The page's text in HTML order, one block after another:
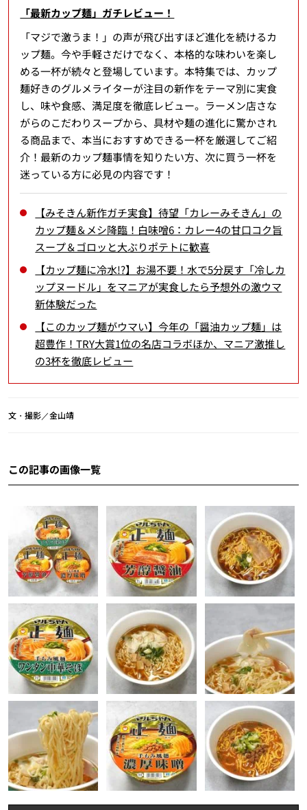
「最新カップ麺」ガチレビュー！
「マジで激うま！」の声が飛び出すほど進化を続けるカ
ップ麺。今や手軽さだけでなく、本格的な味わいを楽し
める一杯が続々と登場しています。本特集では、カップ
麺好きのグルメライターが注目の新作をテーマ別に実食
し、味や食感、満足度を徹底レビュー。ラーメン店さな
がらのこだわりスープから、具材や麺の進化に驚かされ
る商品まで、本当におすすめできる一杯を厳選してご紹
介！最新のカップ麺事情を知りたい方、次に買う一杯を
迷っている方に必見の内容です！
【みそきん新作ガチ実食】待望「カレーみそきん」の
カップ麺＆メシ降臨！白味噌6：カレー4の甘口コク旨
スープ＆ゴロッと大ぶりポテトに歓喜
【カップ麺に冷水!?】お湯不要！水で5分戻す「冷しカ
ップヌードル」をマニアが実食したら予想外の激ウマ
新体験だった
【このカップ麺がウマい】今年の「醤油カップ麺」は
超豊作！TRY大賞1位の名店コラボほか、マニア激推し
の3杯を徹底レビュー
文・撮影／金山靖
この記事の画像一覧